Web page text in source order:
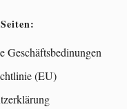
Geschäftsbedinungen
(EU)